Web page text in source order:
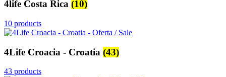
4life Costa Rica (10)
10 products
4Life Croacia - Croatia (43)
43 products